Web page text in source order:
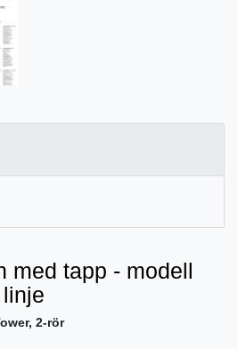
med tapp - modell
2-rör